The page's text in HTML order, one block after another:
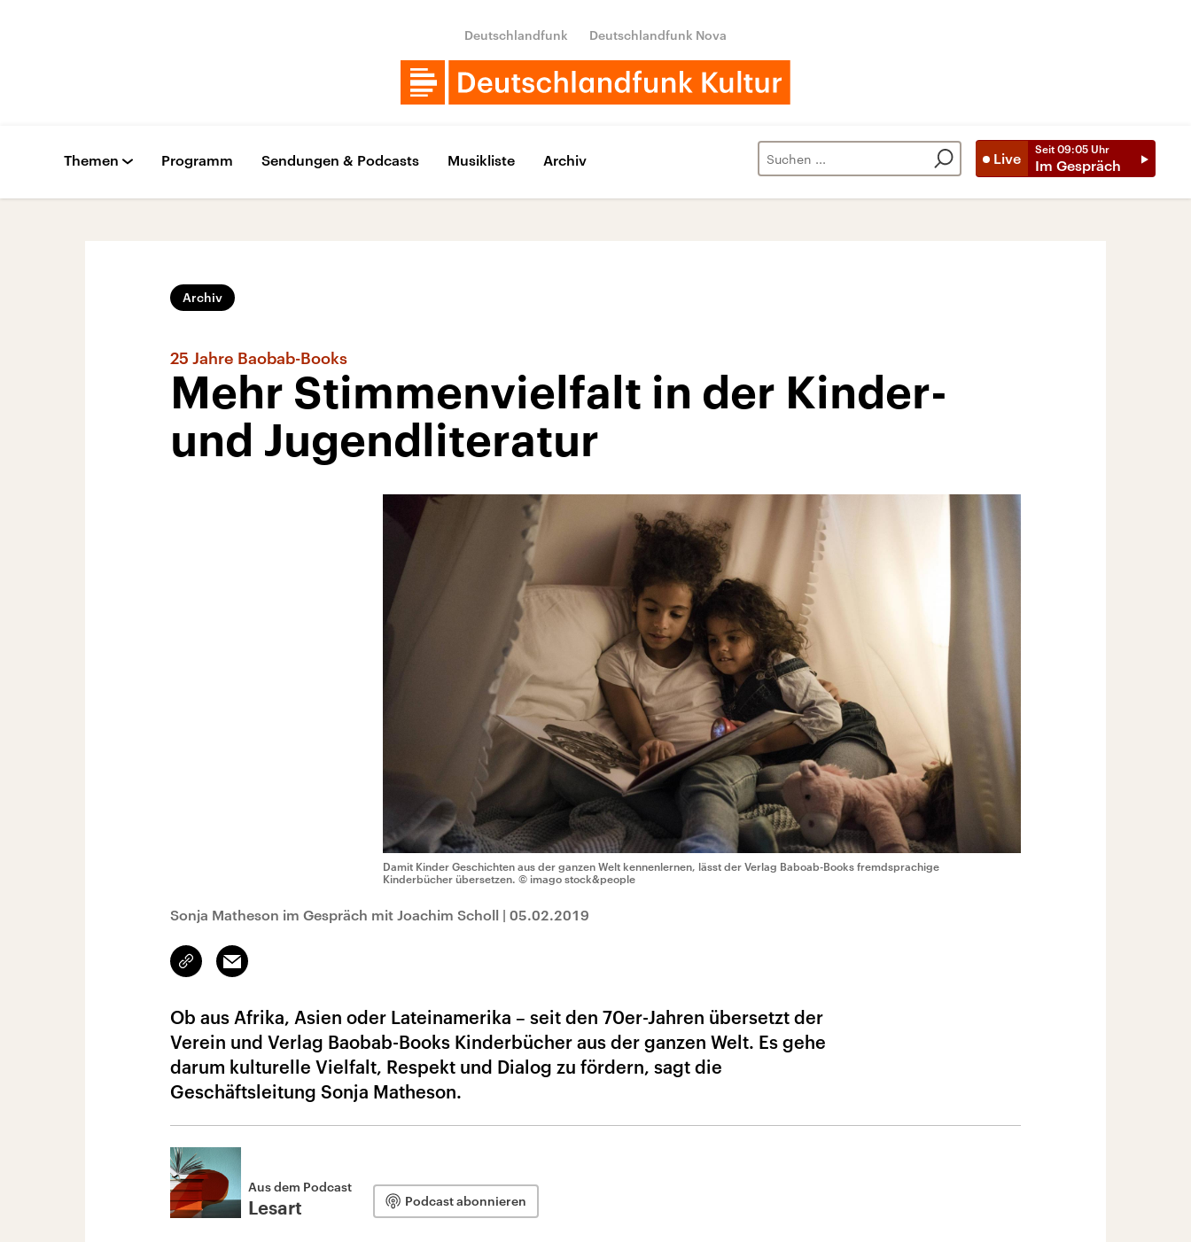
Deutschlandfunk Deutschlandfunk Nova
Live
Seit 09:05 Uhr
Im Gespräch
Themen Programm Sendungen & Podcasts Musikliste Archiv
Archiv
25 Jahre Baobab-Books
Mehr Stimmenvielfalt in der Kinder-
und Jugendliteratur
Damit Kinder Geschichten aus der ganzen Welt kennenlernen, lässt der Verlag Baboab-Books fremdsprachige
Kinderbücher übersetzen. © imago stock&people
Sonja Matheson im Gespräch mit Joachim Scholl | 05.02.2019
Link
kopieren/teilen
Email
Ob aus Afrika, Asien oder Lateinamerika – seit den 70er-Jahren übersetzt der
Verein und Verlag Baobab-Books Kinderbücher aus der ganzen Welt. Es gehe
darum kulturelle Vielfalt, Respekt und Dialog zu fördern, sagt die
Geschäftsleitung Sonja Matheson.
Aus dem Podcast
Lesart Podcast abonnieren